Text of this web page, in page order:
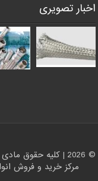
اخبار تصویری
© 2026 | کلیه حقوق مادی و معنوی این وب سایت متعلق است به سایت
مرکز خرید و فروش